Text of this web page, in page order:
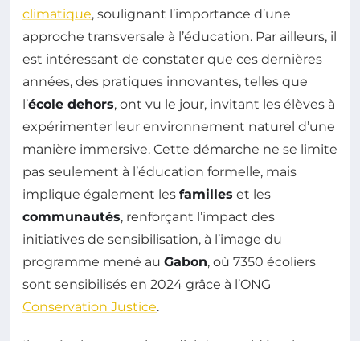
climatique, soulignant l’importance d’une
approche transversale à l’éducation. Par ailleurs, il
est intéressant de constater que ces dernières
années, des pratiques innovantes, telles que
l’école dehors, ont vu le jour, invitant les élèves à
expérimenter leur environnement naturel d’une
manière immersive. Cette démarche ne se limite
pas seulement à l’éducation formelle, mais
implique également les familles et les
communautés, renforçant l’impact des
initiatives de sensibilisation, à l’image du
programme mené au Gabon, où 7350 écoliers
sont sensibilisés en 2024 grâce à l’ONG
Conservation Justice.